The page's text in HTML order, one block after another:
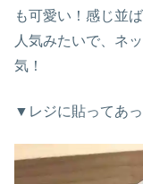
も可愛い！感じ並
人気みたいで、ネ
気！
▼レジに貼ってあ